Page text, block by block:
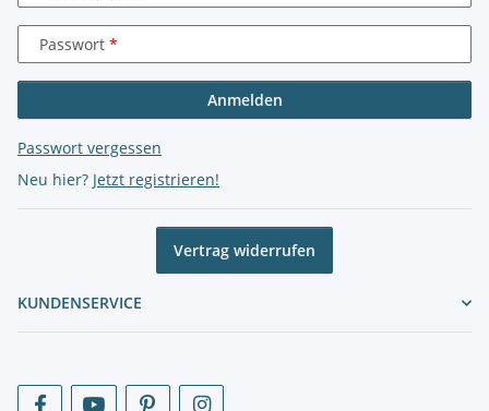
Passwort
Anmelden
Passwort vergessen
Neu hier? Jetzt registrieren!
Vertrag widerrufen
KUNDENSERVICE